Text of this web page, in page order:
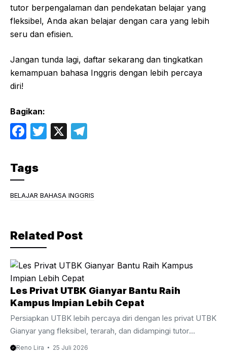
tutor berpengalaman dan pendekatan belajar yang
fleksibel, Anda akan belajar dengan cara yang lebih
seru dan efisien.
Jangan tunda lagi, daftar sekarang dan tingkatkan
kemampuan bahasa Inggris dengan lebih percaya
diri!
Bagikan:
F
c
e
b
o
k
T
X
a
Tags
BELAJAR BAHASA INGGRIS
Related Post
Les Privat UTBK Gianyar Bantu Raih
Kampus Impian Lebih Cepat
Persiapkan UTBK lebih percaya diri dengan les privat UTBK
Gianyar yang fleksibel, terarah, dan didampingi tutor
berpengalaman. Les Privat UTBK Gianyar Membantu
Reno Lira 25 Juli 2026